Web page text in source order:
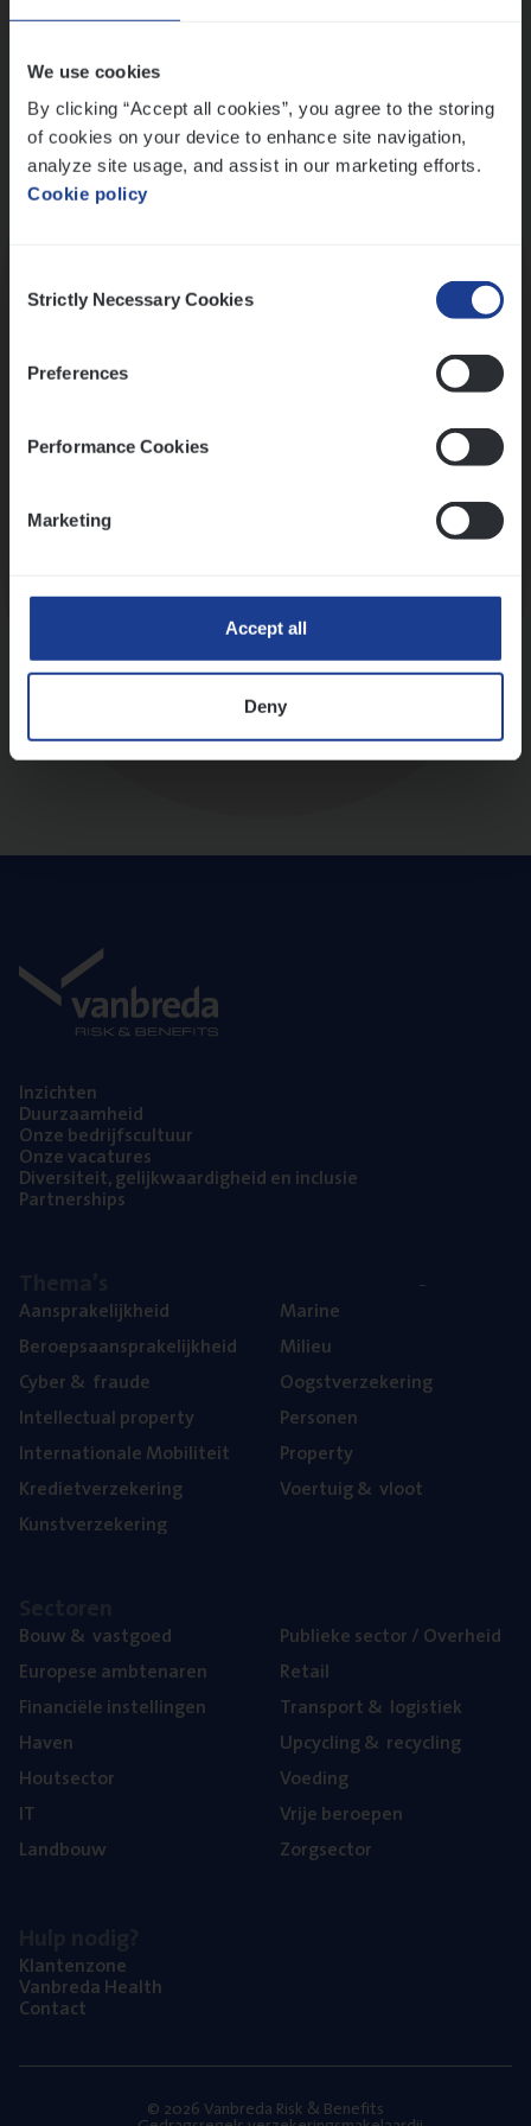
We use cookies
By clicking “Accept all cookies”, you agree to the storing
of cookies on your device to enhance site navigation,
analyze site usage, and assist in our marketing efforts.
Cookie policy
Selection
Strictly Necessary Cookies
Preferences
Performance Cookies
Marketing
Accept all
Deny
Inzich­ten
Duur­zaam­heid
Onze bedrijfs­cul­tuur
Onze vaca­tu­res
Diver­si­teit, gelijk­waar­dig­heid en inclusie
Part­ner­ships
Aan­spra­ke­lijk­heid
Beroeps­aan­spra­ke­lijk­heid
Cyber& fraude
Intel­lec­tu­al property
Inter­na­ti­o­na­le Mobiliteit
Kre­diet­ver­ze­ke­ring
Kunst­ver­ze­ke­ring
Mari­ne
Mili­eu
Oogst­ver­ze­ke­ring
Per­so­nen
Pro­per­ty
Voer­tuig& vloot
Bouw& vastgoed
Euro­pe­se ambtenaren
Finan­ci­ë­le instellingen
Haven
Hout­sec­tor
IT
Land­bouw
Publie­ke sec­tor / Overheid
Retail
Trans­port& logistiek
Upcy­cling& recycling
Voe­ding
Vrije beroe­pen
Zorg­sec­tor
Klan­ten­zo­ne
Van­b­re­da Health
Con­tact
© 2026 Vanbreda Risk & Benefits